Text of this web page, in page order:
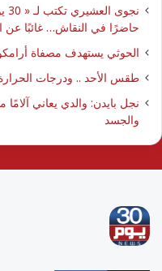
حاضرًا في النقاش… غائبًا عن
الحوثي يستهدف مصفاة
طقس الأحد .. ودرجات
نجل بايدن: والدي يعاني
والجسد